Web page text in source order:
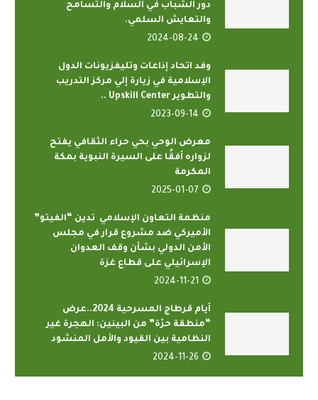
دور الشباب في السلام والتسامح
والتعايش السلمي.
2024-08-24
وفد اتحاد إذاعات وتليفزيونات الدول
الإسلامية في زيارة إلي مركز التدريب
والتطوير Upskill Center ..
2023-09-14
معرض الوحي بحي حراء الثقافي يفتح
لزواره أفقًا على السيرة النبوية بمكة
المكرمة
2025-01-07
منظمة التعاون الإسلامي تدين “الفيتو”
الأميركي ضد مشروع قرار في مجلس
الأمن الدولي بشأن وقف العدوان
الإسرائيلي على قطاع غزة
2024-11-21
أيام قرطاج المسرحية 2024..عرض
“منطقة حرّة” من البينين: الهجرة غير
النظامية بين القيود والأمل المنشود
2024-11-26